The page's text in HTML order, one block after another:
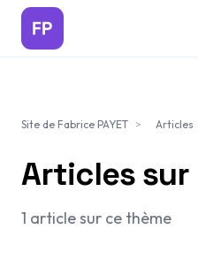
Aller au contenu principal
Site de Fabrice PAYET > Articles
Articles sur
1 articlesur ce thème